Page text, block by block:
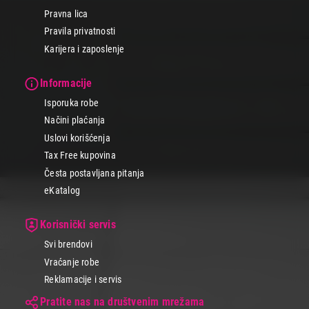
Pravna lica
Pravila privatnosti
Karijera i zaposlenje
Informacije
Isporuka robe
Načini plaćanja
Uslovi korišćenja
Tax Free kupovina
Česta postavljana pitanja
eKatalog
Korisnički servis
Svi brendovi
Vraćanje robe
Reklamacije i servis
Pratite nas na društvenim mrežama